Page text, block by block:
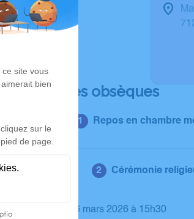
Déroulé des obsèques
Repos en chambre
Cérémonie
Le jeudi 26 mars 2026 à 15h30